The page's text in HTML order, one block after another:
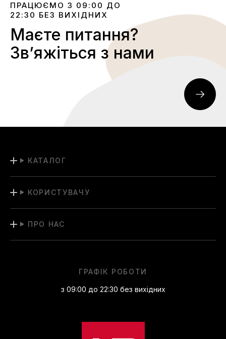
ПРАЦЮЄМО З 09:00 ДО
22:30 БЕЗ ВИХІДНИХ
Маєте питання?
Звʼяжіться з нами
КАТАЛОГ
КОРИСТУВАЧУ
ПРО НАС
ГРАФІК РОБОТИ
з 09:00 до 22:30 без вихідних